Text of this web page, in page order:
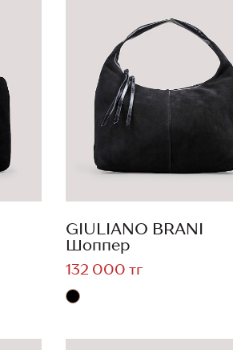
GIULIANO BRANI
Шоппер
132 000 тг